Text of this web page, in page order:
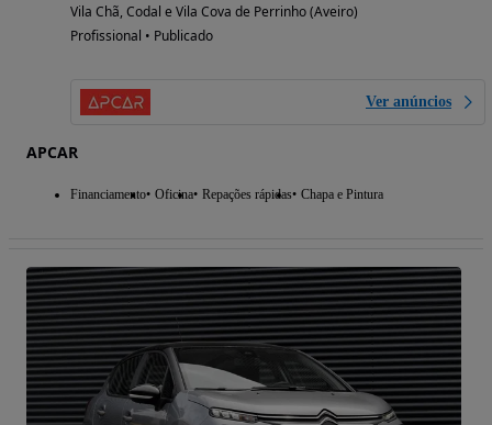
Vila Chã, Codal e Vila Cova de Perrinho (Aveiro)
Profissional • Publicado
Ver anúncios
APCAR
Financiamento Oficina Repações rápidas Chapa e Pintura